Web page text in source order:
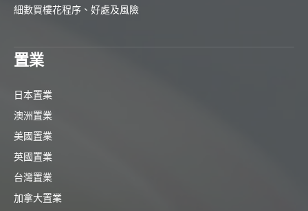
細數買樓花程序、好處及風險
置業
日本置業
澳洲置業
美國置業
英國置業
台灣置業
加拿大置業